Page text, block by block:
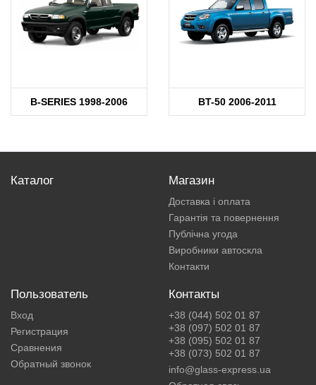
B-SERIES 1998-2006 BT-50 2006-2011
Каталог Магазин
Доставка і оплата
Гарантія та повернення
Публічна угода
Виробники автоскла
Контакти
Пользователь
Вход
Регистрация
Сравнения
Обратный звонок
Контакты
+38 (044) 502 01 87
+38 (097) 502 01 87
+38 (095) 502 01 87
+38 (073) 502 01 87
info@glass-express.ua